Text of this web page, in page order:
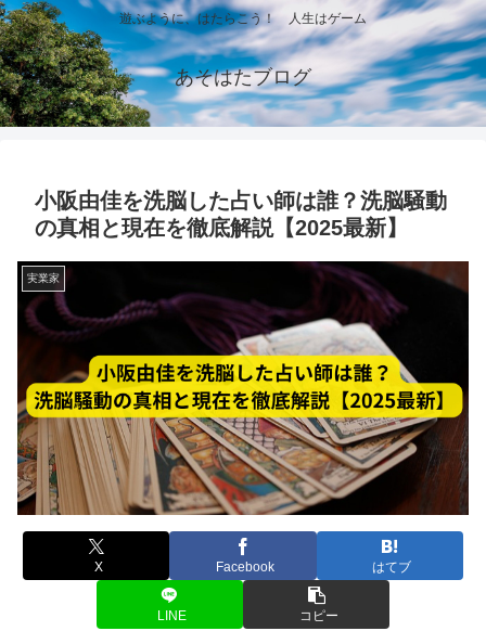
遊ぶように、はたらこう！ 人生はゲーム
あそはたブログ
小阪由佳を洗脳した占い師は誰？洗脳騒動
の真相と現在を徹底解説【2025最新】
実業家
X Facebook はてブ
LINE コピー